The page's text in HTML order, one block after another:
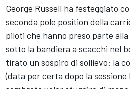
George Russell ha festeggiato
seconda pole position della
piloti che hanno preso parte
sotto la bandiera a scacchi nel
tirato un sospiro di sollievo: la
(data per certa dopo la sessione